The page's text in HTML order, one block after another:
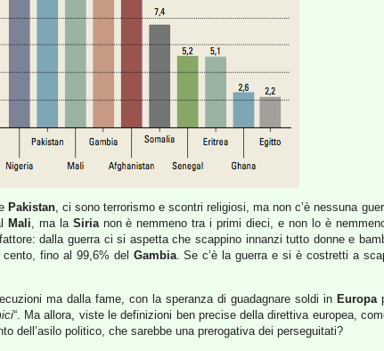
Pakistan, ci sono terrorismo e scontri religiosi, ma non c’è nessuna
Mali, ma la Sirianon è nemmeno tra i primi dieci, e non lo è
dalla guerra ci si aspetta che scappino innanzi tutto donne e
fino al 99,6% del Gambia. Se c’è la guerra e si è costretti a
ma dalla fame, con la speranza di guadagnare soldi in Europa
“. Ma allora, viste le definizioni ben precise della direttiva europea,
dell’asilo politico, che sarebbe una prerogativa dei perseguitati?